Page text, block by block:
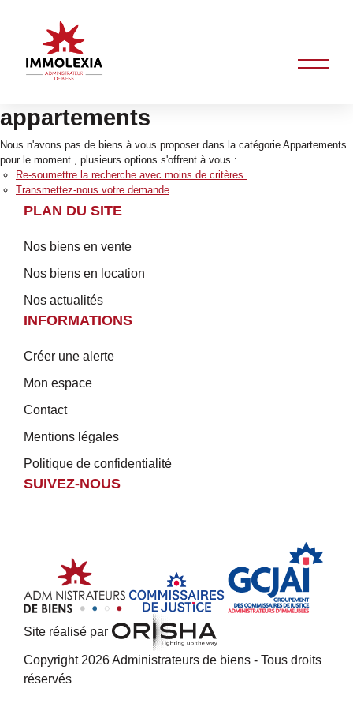
appartements
Nous n'avons pas de biens à vous proposer dans la catégorie Appartements
pour le moment , plusieurs options s'offrent à vous :
Re-soumettre la recherche avec moins de critères.
Transmettez-nous votre demande
PLAN DU SITE
Nos biens en vente
Nos biens en location
Nos actualités
INFORMATIONS
Créer une alerte
Mon espace
Contact
Mentions légales
Politique de confidentialité
SUIVEZ-NOUS
Site réalisé par
Copyright 2026 Administrateurs de biens - Tous droits
réservés